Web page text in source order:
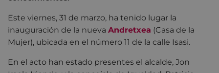
Este viernes, 31 de marzo, ha tenido lugar la
inauguración de la nueva Andretxea (Casa de la
Mujer), ubicada en el número 11 de la calle Isasi.
En el acto han estado presentes el alcalde, Jon